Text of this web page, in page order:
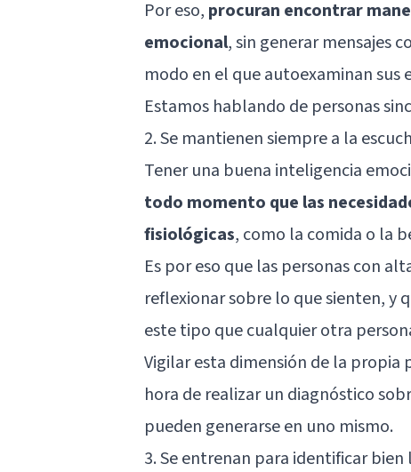
Por eso, procuran encontrar
emocional, sin generar mensajes
modo en el que autoexaminan
Estamos hablando de personas
2. Se mantienen siempre a la
Tener una buena inteligencia
todo momento que las
fisiológicas, como la comida o la
Es por eso que las personas con
reflexionar sobre lo que sienten, y
este tipo que cualquier otra
Vigilar esta dimensión de la
hora de realizar un diagnóstico
pueden generarse en uno mismo.
3. Se entrenan para identificar